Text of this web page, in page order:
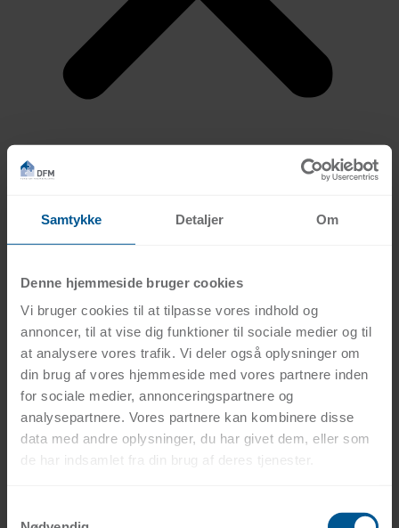
Samtykke Detaljer Om
Denne hjemmeside bruger cookies
Vi bruger cookies til at tilpasse vores indhold og
annoncer, til at vise dig funktioner til sociale medier og til
at analysere vores trafik. Vi deler også oplysninger om
din brug af vores hjemmeside med vores partnere inden
for sociale medier, annonceringspartnere og
analysepartnere. Vores partnere kan kombinere disse
data med andre oplysninger, du har givet dem, eller som
de har indsamlet fra din brug af deres tjenester.
Om os